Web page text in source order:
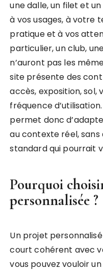
une dalle, un filet et
à vos usages, à votre
pratique et à vos
particulier, un club,
n’auront pas les
site présente des
accès, exposition, sol,
fréquence
permet donc
au contexte réel,
standard qui pourrait
Pourquoi
personnalisée ?
Un projet
court cohérent avec
vous pouvez vouloir